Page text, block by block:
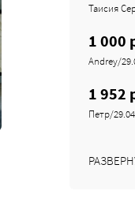
Таисия
1 000
Andrey/
1 952
Петр/